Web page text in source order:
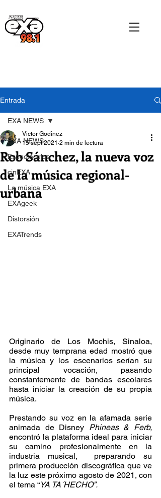
Entrada
EXA NEWS
Espectáculos
cinEXA
La música EXA
EXAgeek
Distorsión
EXATrends
EXA NEWS
Rob Sánchez, la nueva voz
de la música regional-
urbana
Victor Godinez
15 sept 2021 2 min de lectura
Originario de Los Mochis, Sinaloa,
desde muy temprana edad mostró que
la música y los escenarios serían su
principal vocación, pasando
constantemente de bandas escolares
hasta iniciar la creación de su propia
música.
Prestando su voz en la afamada serie
animada de Disney
encontró la plataforma ideal para iniciar
su camino profesionalmente en la
industria musical,  preparando su
primera producción discográfica que ve
la luz este próximo agosto de 2021, con
el tema “YA TA´HECHO”.